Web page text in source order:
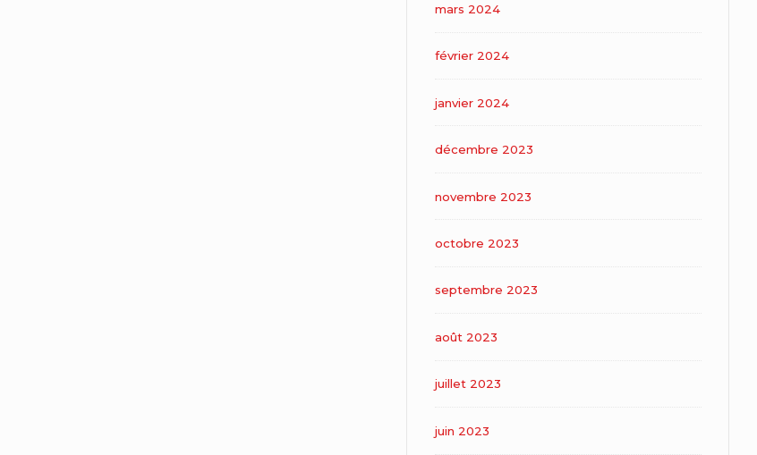
mars 2024
février 2024
janvier 2024
décembre 2023
novembre 2023
octobre 2023
septembre 2023
août 2023
juillet 2023
juin 2023